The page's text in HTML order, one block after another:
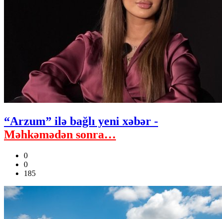
“Arzum” ilə bağlı yeni xəbər -
Məhkəmədən sonra…
0
0
185